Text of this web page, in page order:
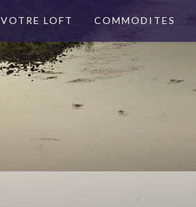
VOTRE LOFT COMMODITES